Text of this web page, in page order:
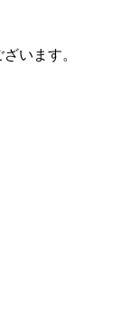
います。